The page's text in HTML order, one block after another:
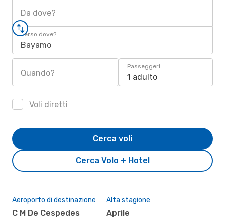
Da dove?
Verso dove?
Bayamo
Quando?
Passeggeri
1 adulto
Voli diretti
Cerca Volo + Hotel
Cerca voli
Aeroporto di destinazione
C M De Cespedes
Alta stagione
aprile